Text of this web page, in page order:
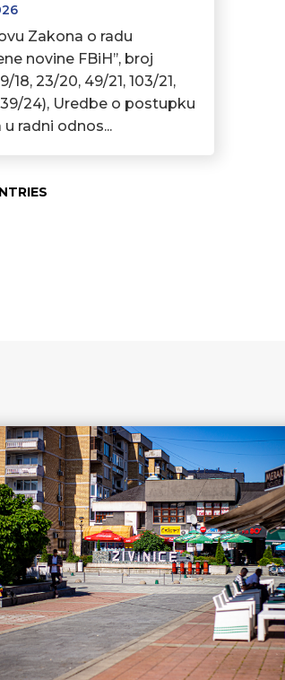
Zakona o radu
novine FBiH’’, broj
18, 23/20, 49/21, 103/21,
24), Uredbe o postupku
radni odnos...